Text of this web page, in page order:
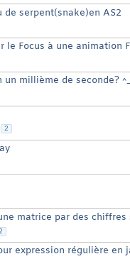
serpent(snake)en AS2
le Focus à une animation
un millième de seconde?
2
matrice par des
expression régulière en